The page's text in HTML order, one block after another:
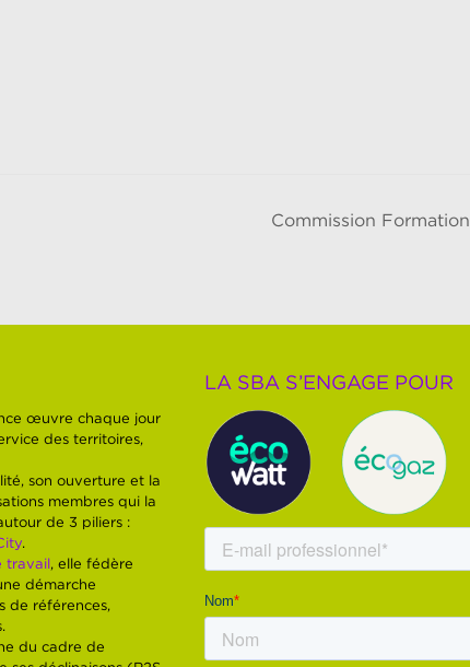
Commission Formation
œuvre chaque jour
des territoires,
son ouverture et la
membres qui la
de 3 piliers :
travail , elle fédère
démarche
de références,
du cadre de
LA SBA S’ENGAGE POUR